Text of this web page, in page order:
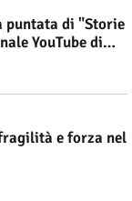
puntata di "Storie
YouTube di
e forza nel